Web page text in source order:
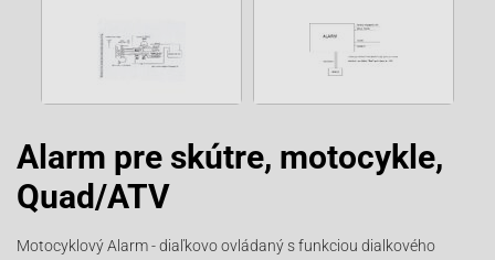
Alarm pre skútre, motocykle,
Quad/ATV
Motocyklový Alarm - diaľkovo ovládaný s funkciou dialkového